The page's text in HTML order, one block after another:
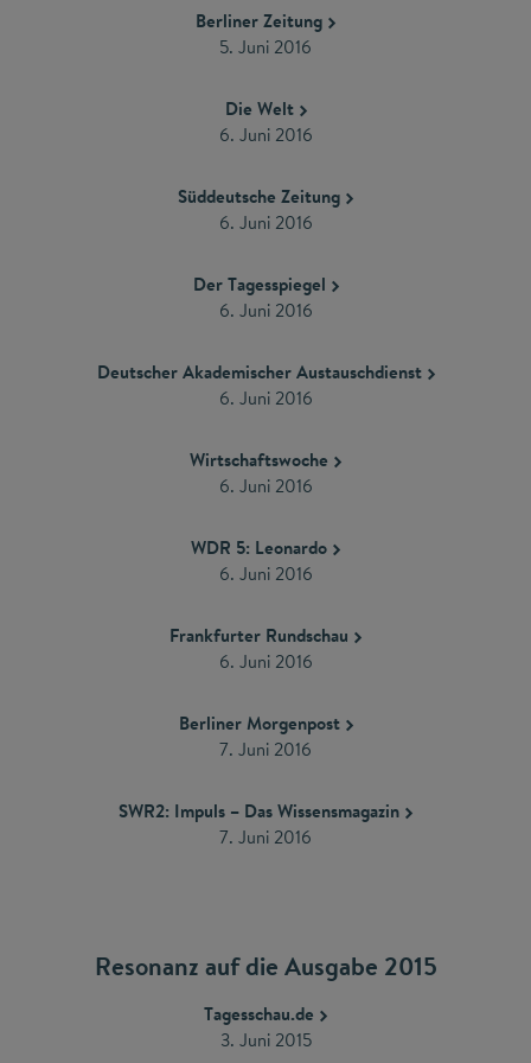
Berliner Zeitung
5. Juni 2016
Die Welt
6. Juni 2016
Süddeutsche Zeitung
​6. Juni 2016
Der Tagesspiegel
​6. Juni 2016
Deutscher Akademischer Austauschdienst
​6. Juni 2016
Wirtschaftswoche
​6. Juni 2016
WDR 5: Leonardo
6. Juni 2016
Frankfurter Rundschau
​6. Juni 2016
Berliner Morgenpost
​7. Juni 2016
SWR2: Impuls – Das Wissensmagazin
7. Juni 2016
Resonanz auf die Ausgabe 2015
Tagesschau.de
3. Juni 2015